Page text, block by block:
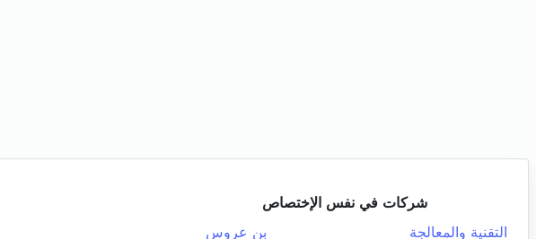
شركات في نفس الإختصاص
التقنية والمعالجة
بن عروس